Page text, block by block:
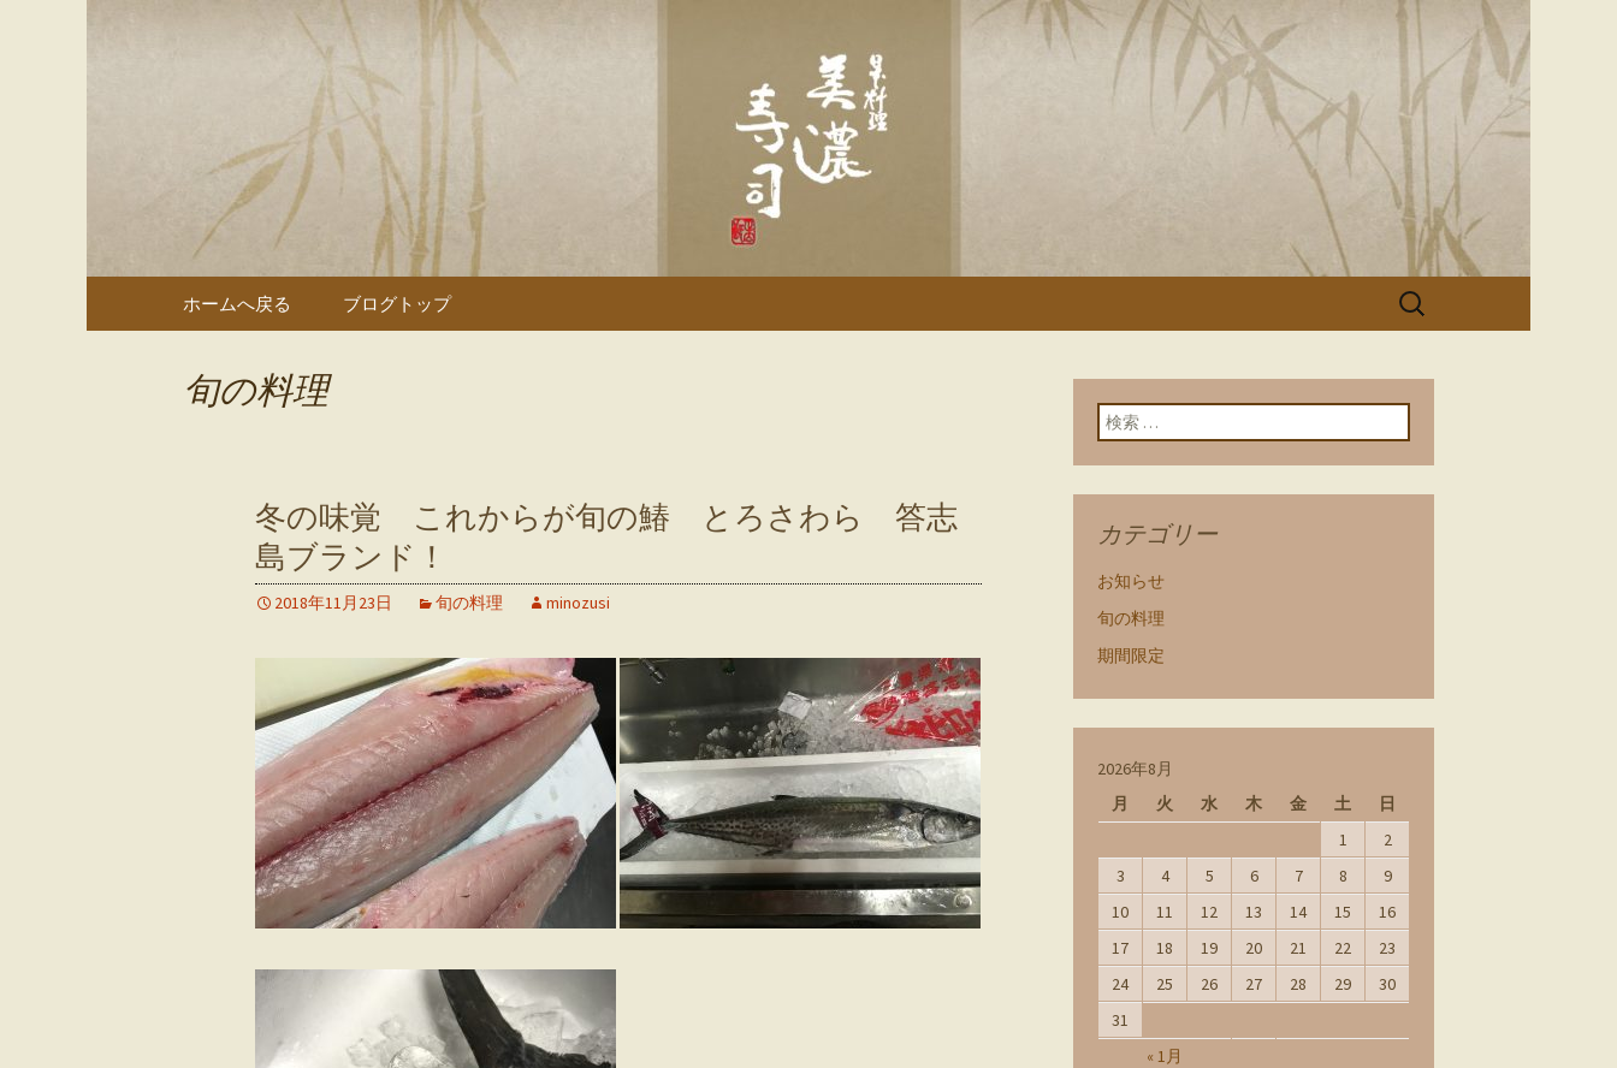
多治見、土岐の寿司・和食「美濃寿司」
のブログ
多治見、土岐の寿司・和食「美濃寿司」のブログです
コンテンツへ移動
ホームへ戻る ブログトップ
検
旬の料理
冬の味覚 これからが旬の鰆 とろさわら 答志
島ブランド！
2018年11月23日 旬の料理 minozusi
検索:
カテゴリー
お知らせ
旬の料理
期間限定
2026年8月
月
火 水 木 金 土 日
« 1月
1
2
3
4 5 6 7 8
9
10
11 12 13 14 15
16
17
18 19 20 21 22
23
24
25 26 27 28 29
30
31